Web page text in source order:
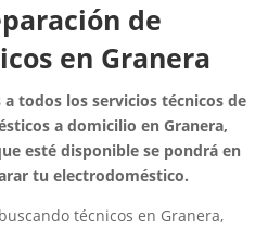
de
en Granera
todos los servicios técnicos de
a domicilio en Granera,
esté disponible se pondrá en
tu electrodoméstico.
técnicos en Granera,